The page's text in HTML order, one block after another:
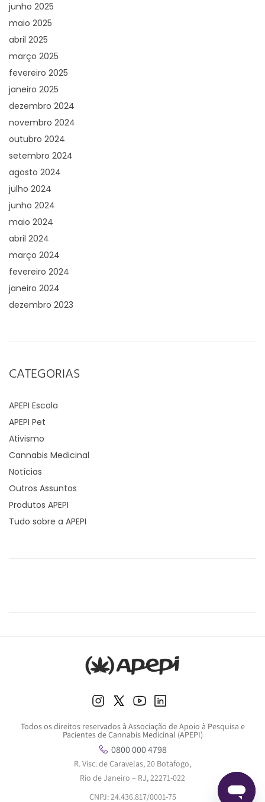
junho 2025
maio 2025
abril 2025
março 2025
fevereiro 2025
janeiro 2025
dezembro 2024
novembro 2024
outubro 2024
setembro 2024
agosto 2024
julho 2024
junho 2024
maio 2024
abril 2024
março 2024
fevereiro 2024
janeiro 2024
dezembro 2023
CATEGORIAS
APEPI Escola
APEPI Pet
Ativismo
Cannabis Medicinal
Notícias
Outros Assuntos
Produtos APEPI
Tudo sobre a APEPI
Todos os direitos reservados à Associação de Apoio à Pesquisa e
Pacientes de Cannabis Medicinal (APEPI)
0800 000 4798
R. Visc. de Caravelas, 20 Botafogo,
Rio de Janeiro – RJ, 22271-022
CNPJ: 24.436.817/0001-75